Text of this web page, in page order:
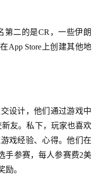
第二的是CR，一些伊朗
App Store上创建其他地
设计，他们通过游戏中
友。私下，玩家也喜欢
戏经验、心得。他们在
手参赛，每人参赛费2美
励。